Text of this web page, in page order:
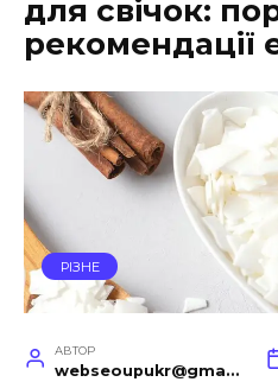
для свічок:
рекомендації
РІЗНЕ
АВТОР
webseoupukr@gmail.com